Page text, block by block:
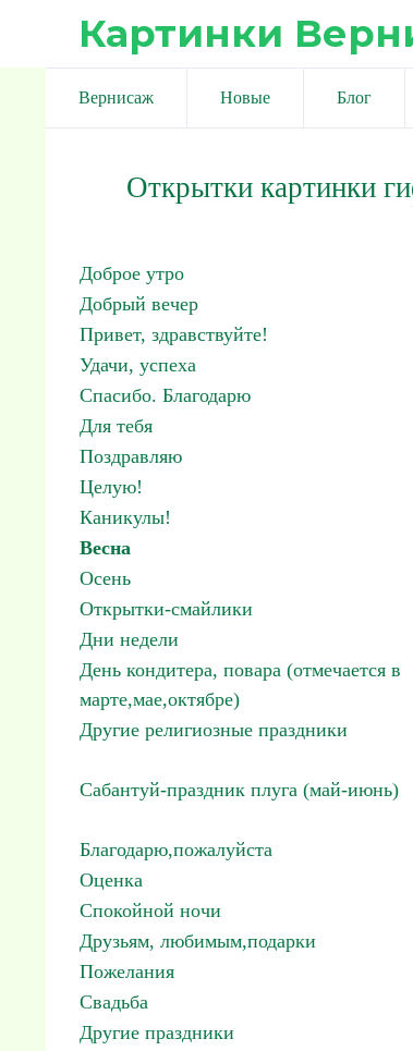
Картинки
Вернисаж Новые Блог
Открытки картинки
Доброе утро
Добрый вечер
Привет, здравствуйте!
Удачи, успеха
Спасибо. Благодарю
Для тебя
Поздравляю
Целую!
Каникулы!
Весна
Осень
Открытки-смайлики
Дни недели
День кондитера, повара (отмечается в
марте,мае,октябре)
Другие религиозные праздники
Сабантуй-праздник плуга (май-июнь)
Благодарю,пожалуйста
Оценка
Спокойной ночи
Друзьям, любимым,подарки
Пожелания
Свадьба
Другие праздники